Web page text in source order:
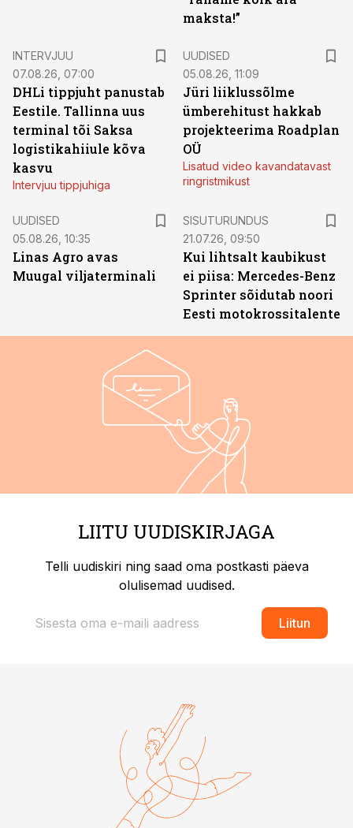
maksta!”
INTERVJUU
07.08.26, 07:00
DHLi tippjuht panustab
Eestile. Tallinna uus
terminal tõi Saksa
logistikahiiule kõva
kasvu
Intervjuu tippjuhiga
UUDISED
05.08.26, 11:09
Jüri liiklussõlme
ümberehitust hakkab
projekteerima Roadplan
OÜ
Lisatud video kavandatavast
ringristmikust
UUDISED
05.08.26, 10:35
Linas Agro avas
Muugal viljaterminali
SISUTURUNDUS
21.07.26, 09:50
Kui lihtsalt kaubikust
ei piisa: Mercedes-Benz
Sprinter sõidutab noori
Eesti motokrossitalente
LIITU UUDISKIRJAGA
Telli uudiskiri ning saad oma postkasti päeva
olulisemad uudised.
Liitun